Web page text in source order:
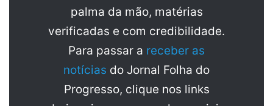
palma da mão, matérias
verificadas e com credibilidade.
Para passar a receber as
notícias do Jornal Folha do
Progresso, clique nos links